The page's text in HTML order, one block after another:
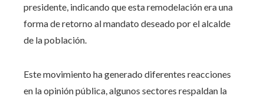
presidente, indicando que esta remodelación era una
forma de retorno al mandato deseado por el alcalde
de la población.
Este movimiento ha generado diferentes reacciones
en la opinión pública, algunos sectores respaldan la